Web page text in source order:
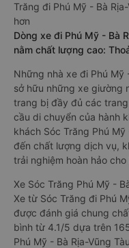
Trăng đi Phú Mỹ - Bà
hơn
Dòng xe đi Phú Mỹ - Bà
nằm chất lượng cao:
Những nhà xe đi Phú Mỹ
sở hữu những xe giường
trang bị đầy đủ các
cầu di chuyển của hành
khách Sóc Trăng Phú
đến chất lượng dịch vụ,
trải nghiệm hoàn hảo
Xe Sóc Trăng Phú Mỹ -
Xe từ Sóc Trăng đi Phú
được đánh giá chung
bình từ 4.1/5 dựa trên
Phú Mỹ - Bà Rịa-Vũng